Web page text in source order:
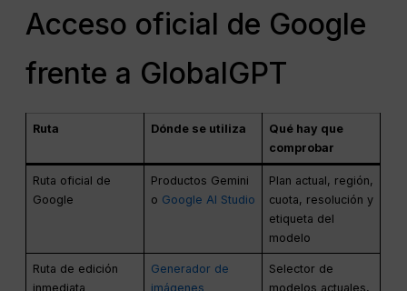
Acceso oficial de Google
frente a GlobalGPT
Ruta Dónde se utiliza
Qué hay que
comprobar
Ruta oficial de
Google
Productos Gemini
o Google AI Studio
Plan actual, región,
cuota, resolución y
etiqueta del
modelo
Ruta de edición
inmediata
Generador de
imágenes
Selector de
modelos actuales,